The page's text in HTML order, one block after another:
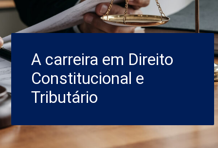
A carreira em Direito
Constitucional e
Tributário